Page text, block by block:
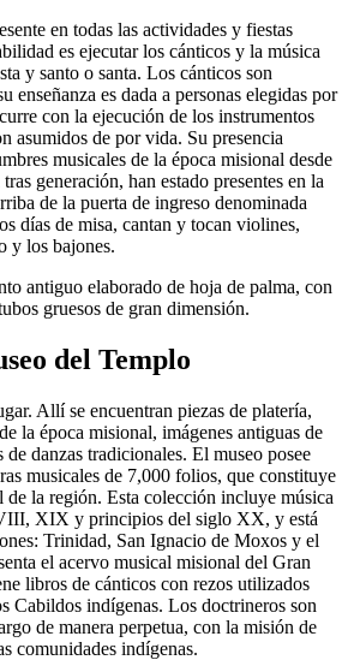
en todas las actividades y fiestas
es ejecutar los cánticos y la música
y santo o santa. Los cánticos son
enseñanza es dada a personas elegidas por
con la ejecución de los instrumentos
asumidos de por vida. Su presencia
musicales de la época misional desde
generación, han estado presentes en la
de la puerta de ingreso denominada
días de misa, cantan y tocan violines,
y los bajones.
antiguo elaborado de hoja de palma, con
gruesos de gran dimensión.
del Templo
Allí se encuentran piezas de platería,
la época misional, imágenes antiguas de
de danzas tradicionales. El museo posee
musicales de 7,000 folios, que constituye
la región. Esta colección incluye música
XIX y principios del siglo XX, y está
Trinidad, San Ignacio de Moxos y el
el acervo musical misional del Gran
libros de cánticos con rezos utilizados
Cabildos indígenas. Los doctrineros son
de manera perpetua, con la misión de
comunidades indígenas.